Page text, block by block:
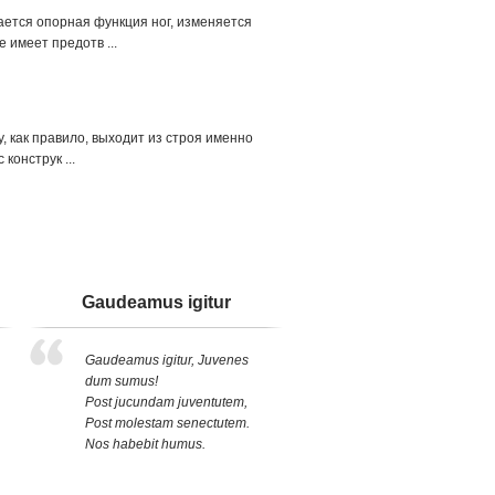
опорная функция ног, изменяется
имеет предотв ...
правило, выходит из строя именно
...
Gaudeamus igitur
Gaudeamus igitur, Juvenes
dum sumus!
Post jucundam juventutem,
Post molestam senectutem.
Nos habebit humus.